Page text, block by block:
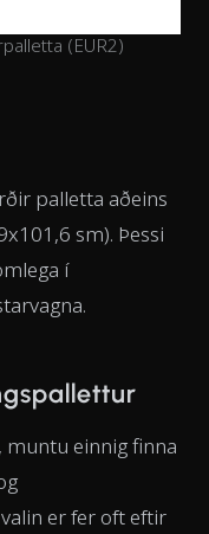
(EUR2)
palletta aðeins
sm). Þessi
í
einnig finna
er fer oft eftir